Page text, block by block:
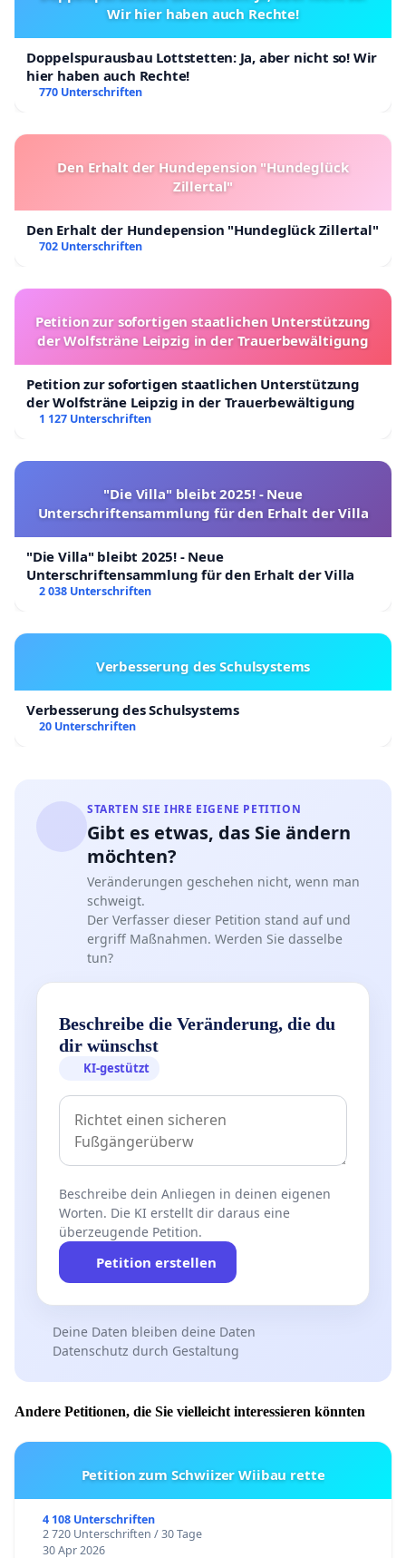
Wir hier haben auch Rechte!
Doppelspurausbau Lottstetten: Ja, aber nicht so! Wir
hier haben auch Rechte!
770 Unterschriften
Den Erhalt der Hundepension "Hundeglück
Zillertal"
Den Erhalt der Hundepension "Hundeglück Zillertal"
702 Unterschriften
Petition zur sofortigen staatlichen Unterstützung
der Wolfsträne Leipzig in der Trauerbewältigung
Petition zur sofortigen staatlichen Unterstützung
der Wolfsträne Leipzig in der Trauerbewältigung
1 127 Unterschriften
"Die Villa" bleibt 2025! - Neue
Unterschriftensammlung für den Erhalt der Villa
"Die Villa" bleibt 2025! - Neue
Unterschriftensammlung für den Erhalt der Villa
2 038 Unterschriften
Verbesserung des Schulsystems
Verbesserung des Schulsystems
20 Unterschriften
STARTEN SIE IHRE EIGENE PETITION
Gibt es etwas, das Sie ändern
möchten?
Veränderungen geschehen nicht, wenn man
schweigt.
Der Verfasser dieser Petition stand auf und
ergriff Maßnahmen. Werden Sie dasselbe
tun?
Beschreibe die Veränderung, die du
dir wünschst
KI-gestützt
Beschreibe dein Anliegen in deinen eigenen
Worten. Die KI erstellt dir daraus eine
überzeugende Petition.
Petition erstellen
Deine Daten bleiben deine Daten
Datenschutz durch Gestaltung
Andere Petitionen, die Sie vielleicht interessieren könnten
Petition zum Schwiizer Wiibau rette
4 108 Unterschriften
2 720 Unterschriften / 30 Tage
30 Apr 2026